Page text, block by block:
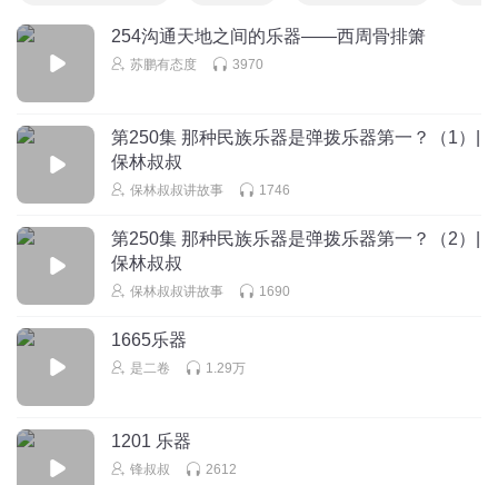
254沟通天地之间的乐器——西周骨排箫
苏鹏有态度 3970
第250集 那种民族乐器是弹拨乐器第一？（1）|
保林叔叔
保林叔叔讲故事 1746
第250集 那种民族乐器是弹拨乐器第一？（2）|
保林叔叔
保林叔叔讲故事 1690
1665乐器
是二卷 1.29万
1201 乐器
锋叔叔 2612